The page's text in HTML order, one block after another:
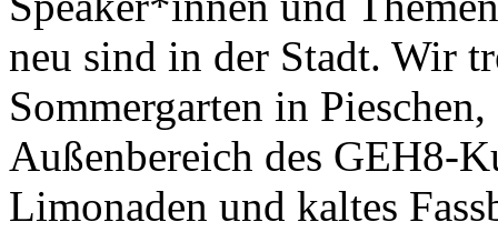
neu sind in der Stadt. Wir
Sommergarten in
Außenbereich des GEH8-
Limonaden und kaltes